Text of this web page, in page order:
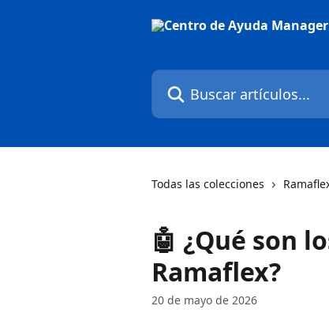
Buscar artículos...
Todas las colecciones
🤖 ¿Qué son
Ramaflex?
20 de mayo de 2026